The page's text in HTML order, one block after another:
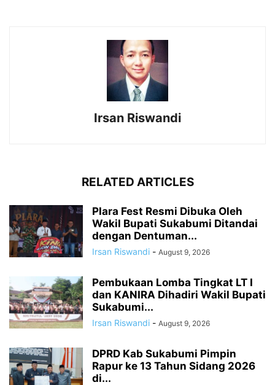
Irsan Riswandi
RELATED ARTICLES
Plara Fest Resmi Dibuka Oleh
Wakil Bupati Sukabumi Ditandai
dengan Dentuman...
Irsan Riswandi - August 9, 2026
Pembukaan Lomba Tingkat LT I
dan KANIRA Dihadiri Wakil Bupati
Sukabumi...
Irsan Riswandi - August 9, 2026
DPRD Kab Sukabumi Pimpin
Rapur ke 13 Tahun Sidang 2026
di...